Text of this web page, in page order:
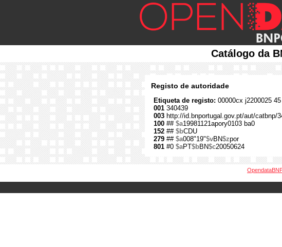
Catálogo da
Registo de autoridade
Etiqueta de registo: 00000cx j2200025 45
001 340439
003 http://id.bnportugal.gov.pt/aut/catbnp/
100 ## $a19981121apory0103 ba0
152 ## $bCDU
279 ## $a008"19"$vBN$zpor
801 #0 $aPT$bBN$c20050624